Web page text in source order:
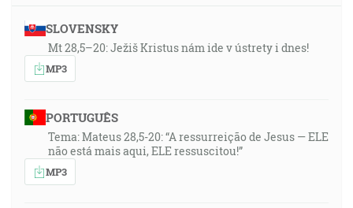
SLOVENSKY
Mt 28,5–20: Ježiš Kristus nám ide v ústrety i dnes!
MP3
PORTUGUÊS
Tema: Mateus 28,5-20: “A ressurreição de Jesus — ELE
não está mais aqui, ELE ressuscitou!”
MP3